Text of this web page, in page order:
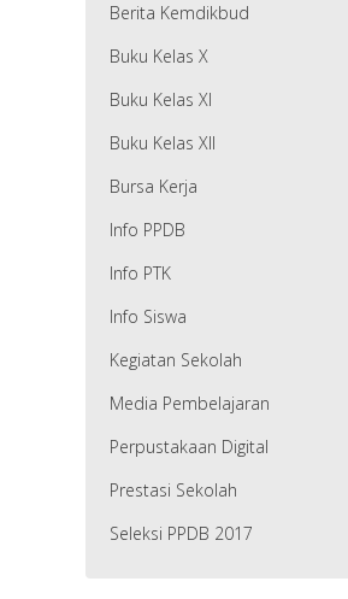
Berita Kemdikbud
Buku Kelas X
Buku Kelas XI
Buku Kelas XII
Bursa Kerja
Info PPDB
Info PTK
Info Siswa
Kegiatan Sekolah
Media Pembelajaran
Perpustakaan Digital
Prestasi Sekolah
Seleksi PPDB 2017